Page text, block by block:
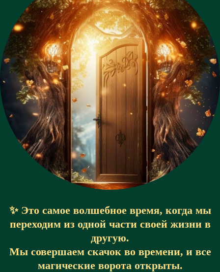
✨ Это самое волшебное время, когда мы
переходим из одной части своей жизни в
другую.
Мы совершаем скачок во времени, и все
магические ворота открыты.